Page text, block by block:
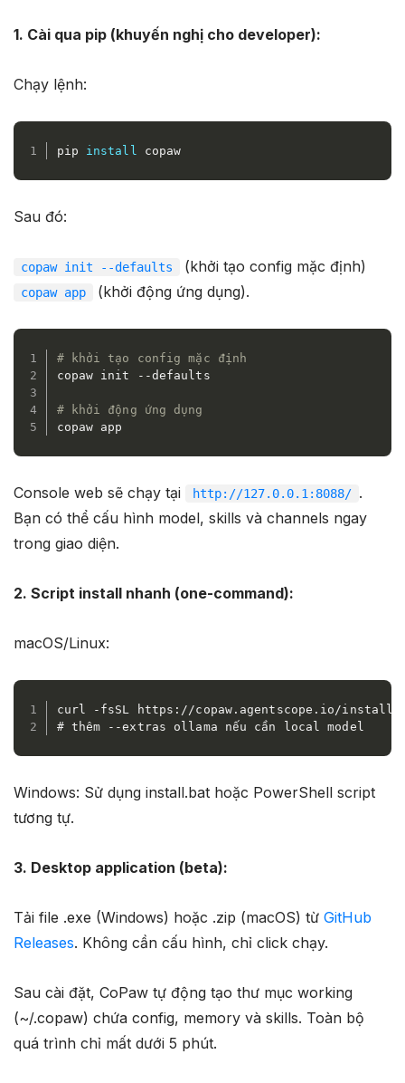
1. Cài qua pip (khuyến nghị cho developer):
Chạy lệnh:
pip install copaw
Sau đó:
copaw init --defaults (khởi tạo config mặc định)
copaw app (khởi động ứng dụng).
# khởi tạo config mặc định
copaw init --defaults
# khởi động ứng dụng
copaw app
Console web sẽ chạy tại http://127.0.0.1:8088/ .
Bạn có thể cấu hình model, skills và channels ngay
trong giao diện.
2. Script install nhanh (one-command):
macOS/Linux:
curl -fsSL https://copaw.agentscope.io/
# thêm --extras ollama nếu cần local model
Windows: Sử dụng install.bat hoặc PowerShell script
tương tự.
3. Desktop application (beta):
Tải file .exe (Windows) hoặc .zip (macOS) từ GitHub
Releases. Không cần cấu hình, chỉ click chạy.
Sau cài đặt, CoPaw tự động tạo thư mục working
(~/.copaw) chứa config, memory và skills. Toàn bộ
quá trình chỉ mất dưới 5 phút.